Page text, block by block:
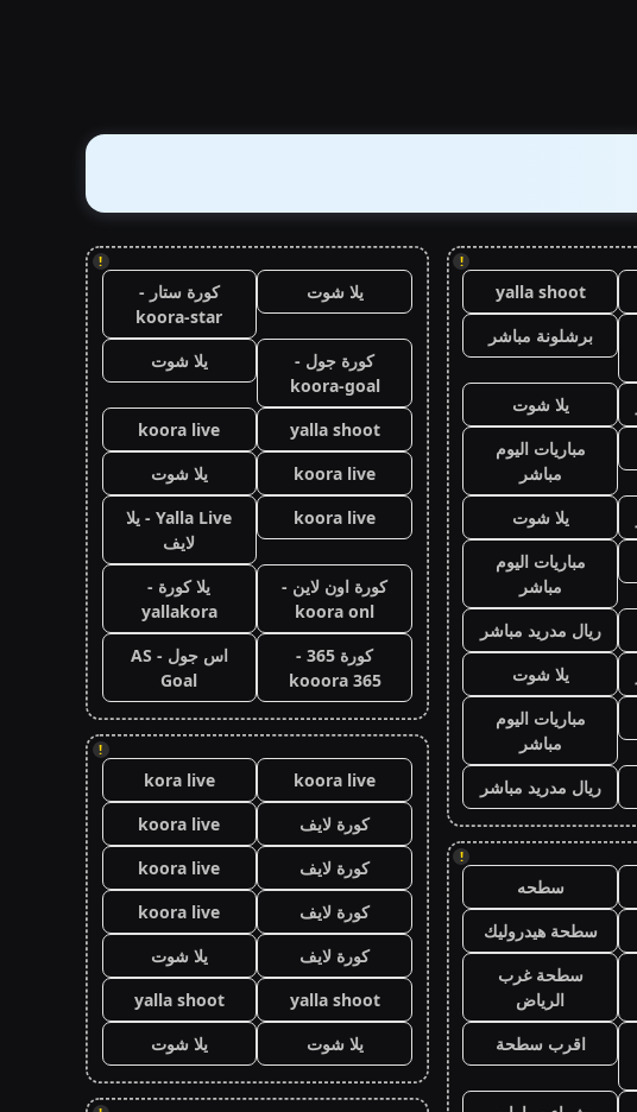
!
yalla shoot
برشلونة مباشر
يلا شوت
مباريات اليوم
مباشر
يلا شوت
مباريات اليوم
مباشر
ريال مدريد مباشر
يلا شوت
مباريات اليوم
مباشر
ريال مدريد مباشر
!
سطحه
سطحة هيدروليك
سطحة غرب
الرياض
اقرب سطحة
!
يلا شوت
كورة ستار -
koora-star
كورة جول -
koora-goal
يلا شوت
yalla shoot
koora live
koora live
يلا شوت
koora live
Yalla Live - يلا
لايف
كورة اون لاين -
koora onl
يلا كورة -
yallakora
كورة 365 -
kooora 365
اس جول - AS
Goal
!
koora live
kora live
كورة لايف
koora live
كورة لايف
koora live
كورة لايف
koora live
كورة لايف
يلا شوت
yalla shoot
yalla shoot
يلا شوت
يلا شوت